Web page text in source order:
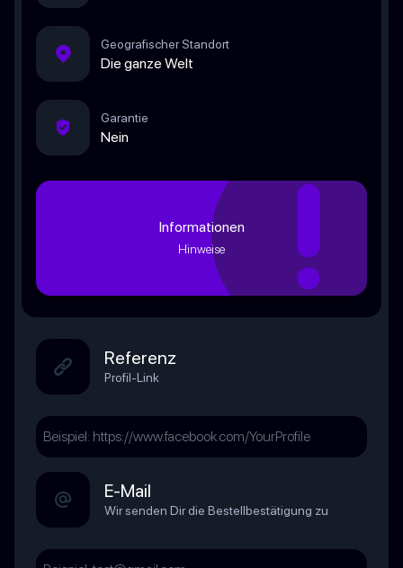
Geografischer Standort
Die ganze Welt
Garantie
Nein
Informationen
Hinweise
Referenz
Profil-Link
E-Mail
Wir senden Dir die Bestellbestätigung zu